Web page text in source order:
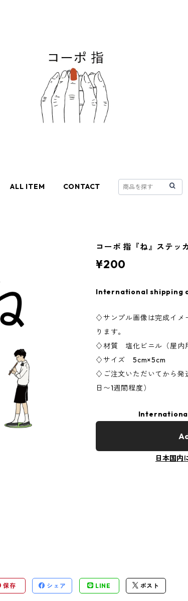
ALL ITEM CONTACT
コーポ 指『ね』ステッ
¥200
International shipping
♢サンプル画像は完成イメ
ります。
♢材質 塩化ビニル（屋内
♢サイズ 5cm×5cm
♢ご注文いただいてから発
日〜1週間程度）
日本国内
保存 シェア LINE ポスト